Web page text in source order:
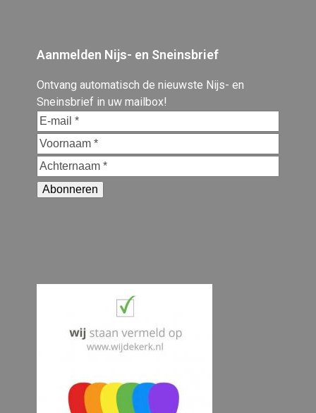
Aanmelden Nijs- en Sneinsbrief
Ontvang automatisch de nieuwste Nijs- en
Sneinsbrief in uw mailbox!